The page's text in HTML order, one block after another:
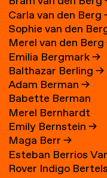
Carla van den Berg
Sophie van den
Merel van den Berg
Emilia Bergmark→
Balthazar Berling→
Adam Berman→
Babette Berman
Merel Bernhardt
Emily Bernstein→
Maga Berr→
Esteban Berrios
Rover Indigo Bertels